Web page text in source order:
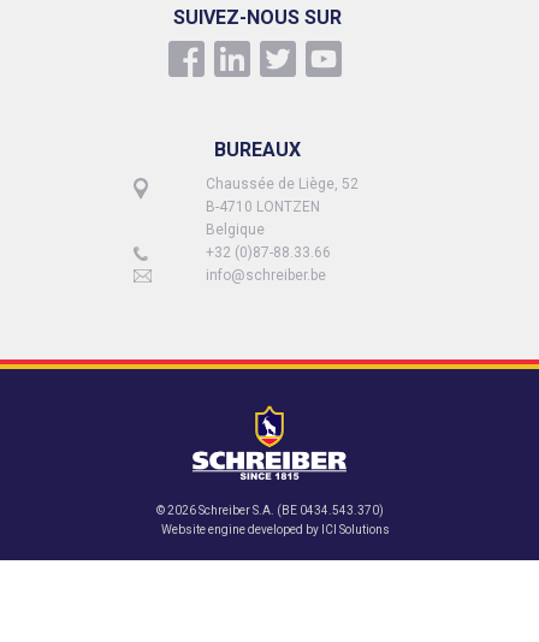
SUIVEZ-NOUS SUR
BUREAUX
Chaussée de Liège, 52
B-4710 LONTZEN
Belgique
+32 (0)87-88.33.66
info@schreiber.be
© 2026 Schreiber S.A. (BE 0434.543.370)
Website engine developed by ICI Solutions